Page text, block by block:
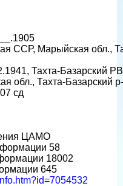
ССР, Марыйская обл.,
Тахта-Базарский
обл., Тахта-Базарский
сд
ЦАМО
58
18002
645